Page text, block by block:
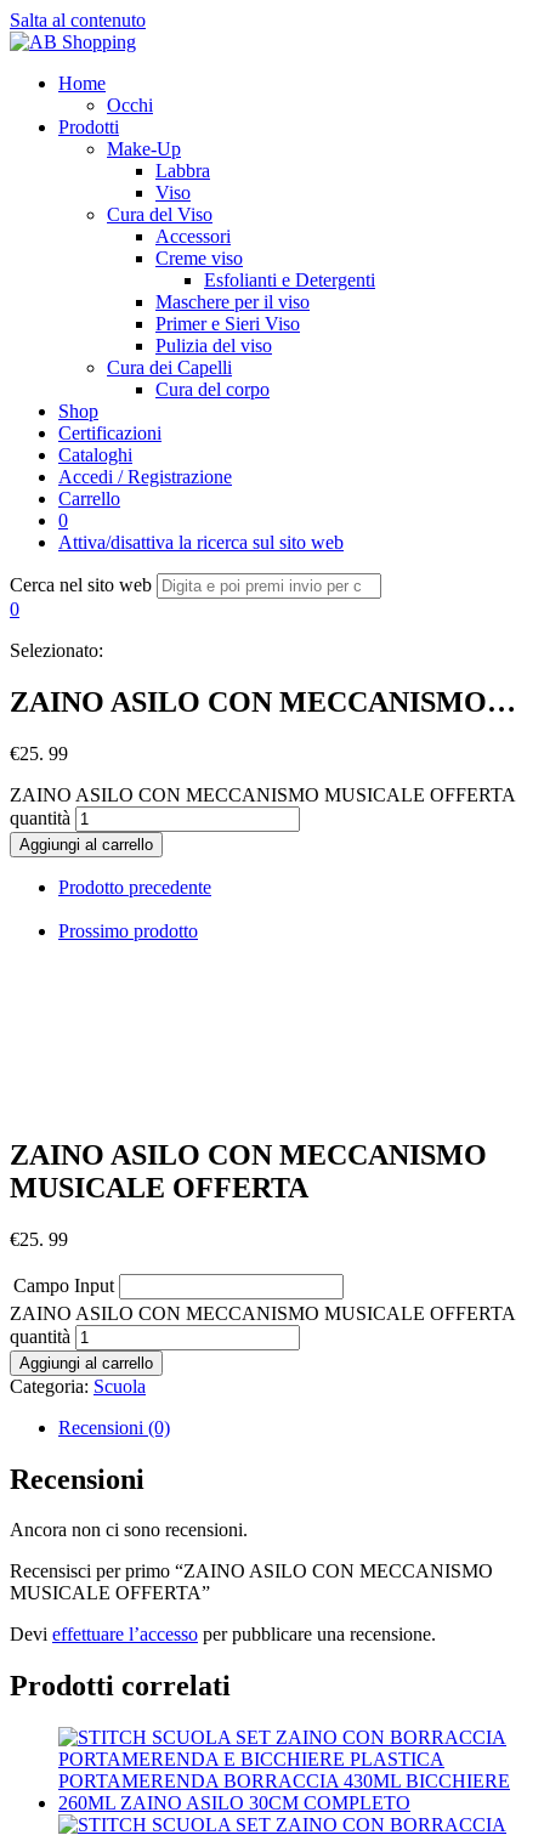
Salta al contenuto
Home
Occhi
Prodotti
Make-Up
Labbra
Viso
Cura del Viso
Accessori
Creme viso
Esfolianti e Detergenti
Maschere per il viso
Primer e Sieri Viso
Pulizia del viso
Cura dei Capelli
Cura del corpo
Shop
Certificazioni
Cataloghi
Accedi / Registrazione
Carrello
0
Attiva/disattiva la ricerca sul sito web
Cerca nel sito web
0
Selezionato:
ZAINO ASILO CON MECCANISMO…
€25. 99
ZAINO ASILO CON MECCANISMO MUSICALE OFFERTA
quantità
Aggiungi al carrello
Prodotto precedente
Prossimo prodotto
ZAINO ASILO CON MECCANISMO
MUSICALE OFFERTA
€25. 99
Campo Input
ZAINO ASILO CON MECCANISMO MUSICALE OFFERTA
quantità
Aggiungi al carrello
Categoria: Scuola
Recensioni (0)
Recensioni
Ancora non ci sono recensioni.
Recensisci per primo “ZAINO ASILO CON MECCANISMO
MUSICALE OFFERTA”
Devi effettuare l’accesso per pubblicare una recensione.
Prodotti correlati